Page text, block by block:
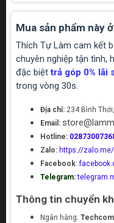
Mua sản phẩm này
Thích Tự Làm cam kết
chuyên nghiệp tận tình,
đặc biệttrả góp 0% lãi
trong vòng 30s.
Địa chỉ: 234 Bình
Email:
Hotline:
Zalo: https://
Facebook:
Telegram:
Thông tin chuyển
Ngân hàng: